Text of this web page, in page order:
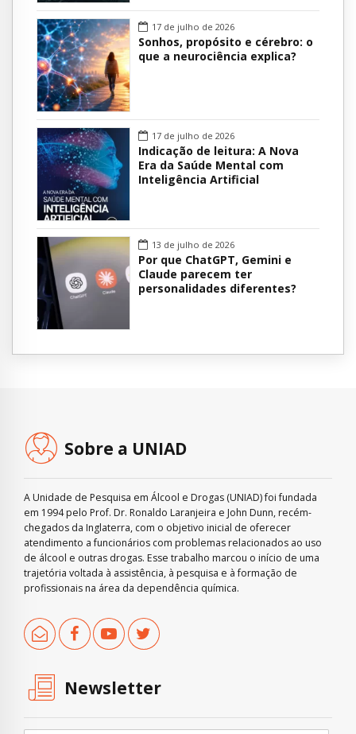
17 de julho de 2026
Sonhos, propósito e cérebro: o
que a neurociência explica?
17 de julho de 2026
Indicação de leitura: A Nova
Era da Saúde Mental com
Inteligência Artificial
13 de julho de 2026
Por que ChatGPT, Gemini e
Claude parecem ter
personalidades diferentes?
Sobre a UNIAD
A Unidade de Pesquisa em Álcool e Drogas (UNIAD) foi fundada
em 1994 pelo Prof. Dr. Ronaldo Laranjeira e John Dunn, recém-
chegados da Inglaterra, com o objetivo inicial de oferecer
atendimento a funcionários com problemas relacionados ao uso
de álcool e outras drogas. Esse trabalho marcou o início de uma
trajetória voltada à assistência, à pesquisa e à formação de
profissionais na área da dependência química.
Newsletter